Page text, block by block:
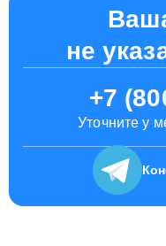
не
+7
Уточните у